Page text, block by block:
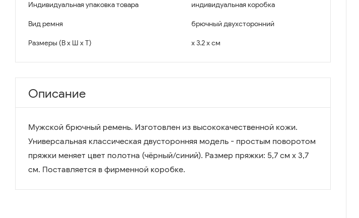
Индивидуальная упаковка товара индивидуальная коробка
Вид ремня брючный двухсторонний
Размеры (В x Ш x Т) x 3.2 x см
Описание
Мужской брючный ремень. Изготовлен из высококачественной кожи.
Универсальная классическая двусторонняя модель - простым поворотом
пряжки меняет цвет полотна (чёрный/синий). Размер пряжки: 5,7 см х 3,7
см. Поставляется в фирменной коробке.